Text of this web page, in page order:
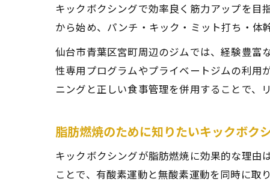
キックボクシングで効率良く筋力アップを
から始め、パンチ・キック・ミット打ち・体
仙台市青葉区宮町周辺のジムでは、経験豊富
性専用プログラムやプライベートジムの利用
ニングと正しい食事管理を併用することで、
脂肪燃焼のために知りたいキックボク
キックボクシングが脂肪燃焼に効果的な理由
ことで、有酸素運動と無酸素運動を同時に取